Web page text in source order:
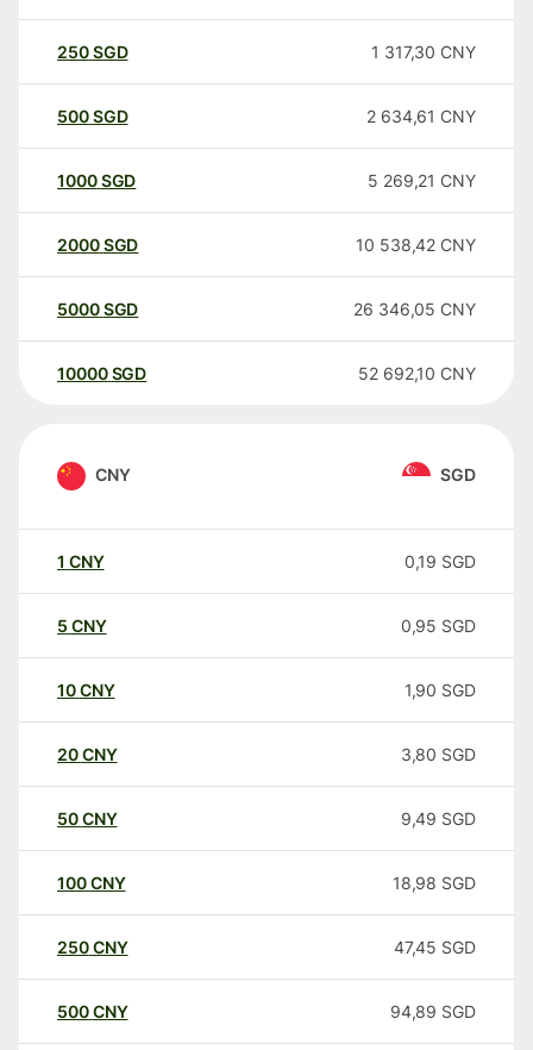
250SGD 1 317,30 CNY
500SGD 2 634,61 CNY
1000SGD 5 269,21 CNY
2000SGD 10 538,42 CNY
5000SGD 26 346,05 CNY
10000 SGD 52 692,10 CNY
CNY SGD
1 CNY 0,19 SGD
5 CNY 0,95 SGD
10CNY 1,90 SGD
20CNY 3,80 SGD
50CNY 9,49 SGD
100CNY 18,98 SGD
250CNY 47,45 SGD
500CNY 94,89 SGD